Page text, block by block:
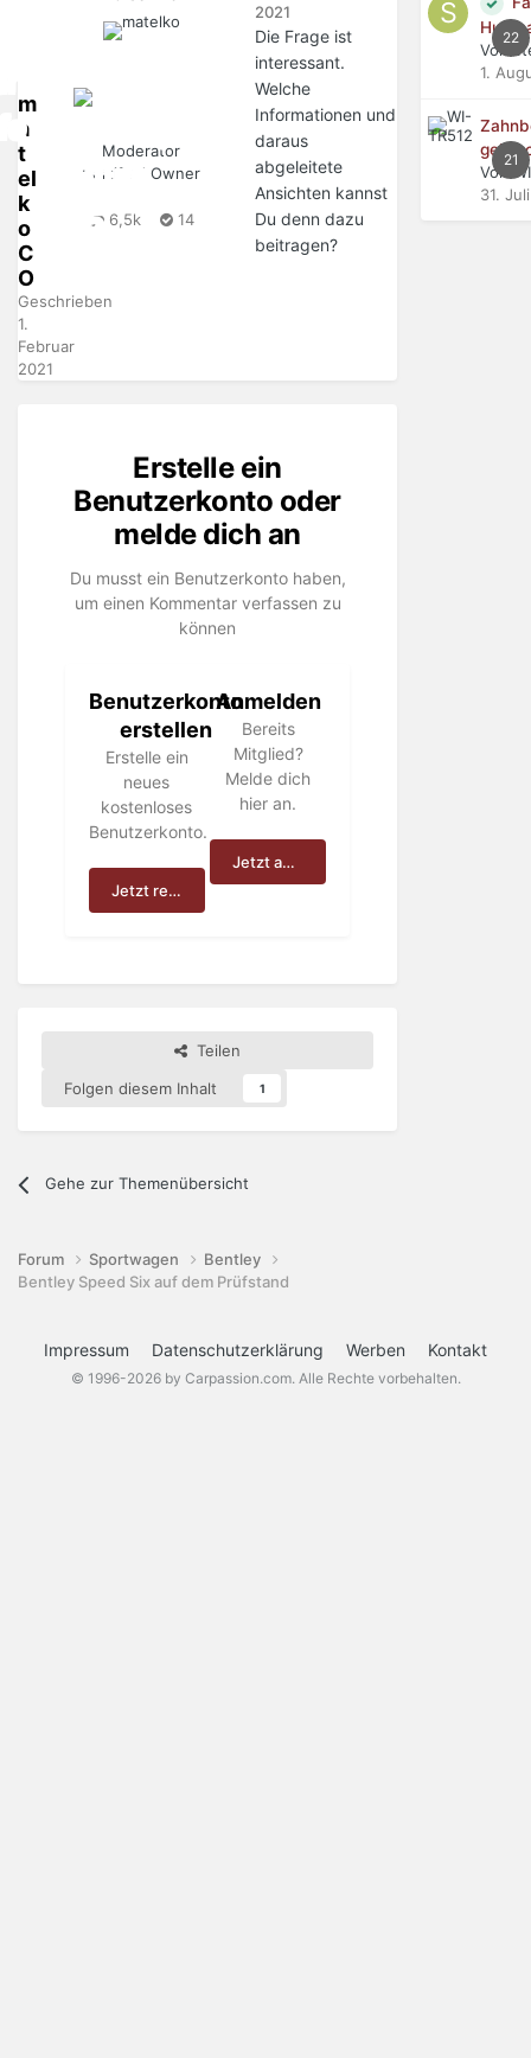
m
a
t
el
k
o
C
O
Geschrieben
1.
Februar
2021
Moderator
Certified Owner
6,5k 14
2021
Die Frage ist
interessant.
Welche
Informationen und
daraus
abgeleitete
Ansichten kannst
Du denn dazu
beitragen?
Erstelle ein
Benutzerkonto oder
melde dich an
Du musst ein Benutzerkonto haben,
um einen Kommentar verfassen zu
können
Benutzerkonto
erstellen
Erstelle ein
neues
kostenloses
Benutzerkonto.
Jetzt registrieren
Anmelden
Bereits
Mitglied?
Melde dich
hier an.
Jetzt anmelden
Teilen
Folgen diesem Inhalt
1
Gehe zur Themenübersicht
22
Von
1.
21
Von
31. Juli
Forum Sportwagen
Bentley
Bentley Speed Six auf dem Prüfstand
Impressum Datenschutzerklärung Werben Kontakt
© 1996-2026 by Carpassion.com. Alle Rechte vorbehalten.